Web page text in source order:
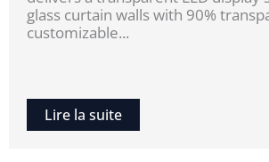
glass curtain walls with 90%
customizable...
Lire la suite